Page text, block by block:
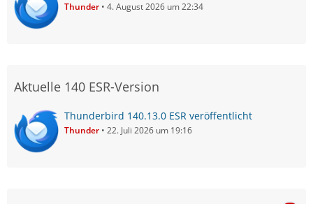
Thunder 4. August 2026 um 22:34
Aktuelle 140 ESR-Version
Thunderbird 140.13.0 ESR veröffentlicht
Thunder 22. Juli 2026 um 19:16